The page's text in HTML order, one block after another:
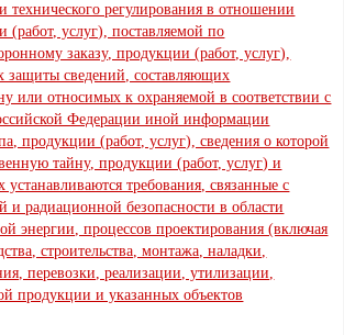
технического регулирования в отношении
(работ, услуг), поставляемой по
заказу, продукции (работ, услуг),
защиты сведений, составляющих
или относимых к охраняемой в соответствии с
Федерации иной информации
продукции (работ, услуг), сведения о которой
тайну, продукции (работ, услуг) и
устанавливаются требования, связанные с
и радиационной безопасности в области
энергии, процессов проектирования (включая
строительства, монтажа, наладки,
перевозки, реализации, утилизации,
продукции и указанных объектов